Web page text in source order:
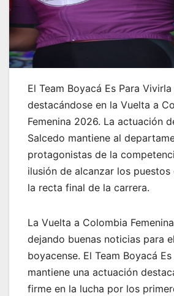
El Team Boyacá Es Para
destacándose en la Vuelta a
Femenina 2026. La actuación
Salcedo mantiene al
protagonistas de la
ilusión de alcanzar los
la recta final de la carrera.
La Vuelta a Colombia
dejando buenas noticias para
boyacense. El Team Boyacá
mantiene una actuación
firme en la lucha por los